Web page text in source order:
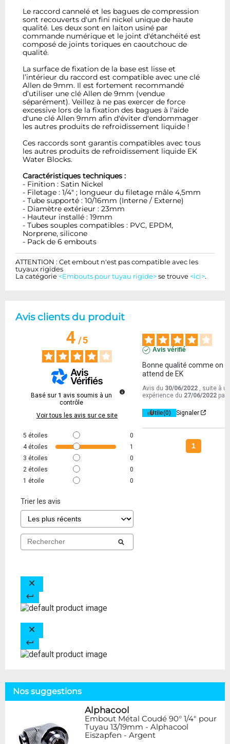
Le raccord cannelé et les bagues de compression
sont recouverts d'un fini nickel unique de haute
qualité. Les deux sont en laiton usiné par
commande numérique et le joint d'étanchéité est
composé de joints toriques en caoutchouc de
qualité.
La surface de fixation de la base est lisse et
l’intérieur du raccord est compatible avec une clé
Allen de 9mm. Il est fortement recommandé
d’utiliser une clé Allen de 9mm (vendue
séparément). Veillez à ne pas exercer de force
excessive lors de la fixation des bagues à l'aide
d'une clé Allen 9mm afin d'éviter d'endommager
les autres produits de refroidissement liquide !
Ces raccords sont garantis compatibles avec tous
les autres produits de refroidissement liquide EK
Water Blocks.
Caractéristiques techniques :
- Finition : Satin Nickel
- Filetage : 1/4" ; longueur du filetage mâle 4,5mm
- Tube supporté : 10/16mm (Interne / Externe)
- Diamètre extérieur : 23mm
- Hauteur installé : 19mm
- Tubes souples compatibles : PVC, EPDM,
Norprene, silicone
- Pack de 6 embouts
ATTENTION : Cet embout n'est pas compatible avec les
tuyaux rigides
La catégorie <Embouts pour tuyau rigide> se trouve <ici>.
Avis clients du produit
4/5
Basé sur 1 avis soumis à un
contrôle
Voir tous les avis sur ce site
5 étoiles
0
4 étoiles
1
3 étoiles
0
2 étoiles
0
1 étoile 0
Trier les avis
Avis vérifié
Bonne qualité comme on
attend de EK
Avis du 30/06/2022
, suite à
expérience du 27/06/2022 par
Utile(0) Signaler
1
Nos suggestions
Alphacool
Embout Métal Coudé 90° 1/4" pour
Tuyau 13/19mm - Alphacool
Eiszapfen - Argent